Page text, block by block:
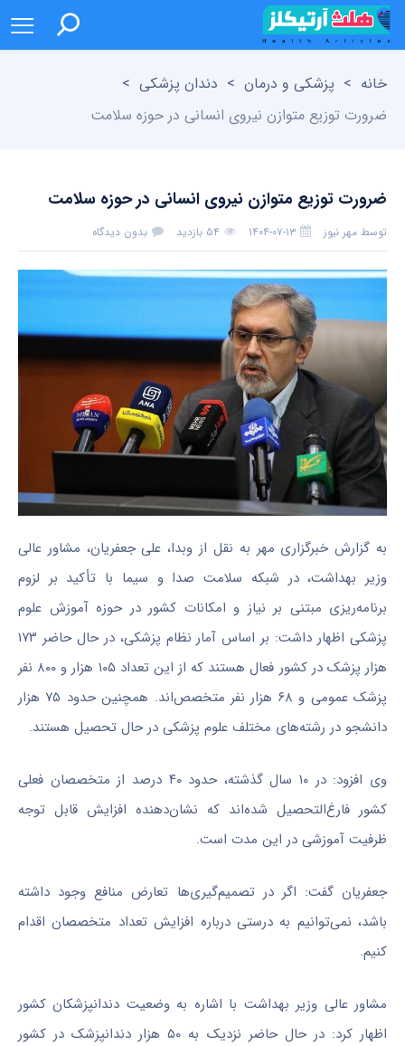
خانه > پزشکی و درمان > دندان پزشکی >
ضرورت توزیع متوازن نیروی انسانی در حوزه سلامت
ضرورت توزیع متوازن نیروی انسانی در حوزه سلامت
توسط مهر نیوز ۱۴۰۴-۰۷-۱۳ ۵۴ بازدید بدون دیدگاه
به گزارش خبرگزاری مهر به نقل از وبدا، علی جعفریان، مشاور عالی
وزیر بهداشت، در شبکه سلامت صدا و سیما با تأکید بر لزوم
برنامه‌ریزی مبتنی بر نیاز و امکانات کشور در حوزه آموزش علوم
پزشکی اظهار داشت: بر اساس آمار نظام پزشکی، در حال حاضر ۱۷۳
هزار پزشک در کشور فعال هستند که از این تعداد ۱۰۵ هزار و ۸۰۰ نفر
پزشک عمومی و ۶۸ هزار نفر متخصص‌اند. همچنین حدود ۷۵ هزار
دانشجو در رشته‌های مختلف علوم پزشکی در حال تحصیل هستند.
وی افزود: در ۱۰ سال گذشته، حدود ۴۰ درصد از متخصصان فعلی
کشور فارغ‌التحصیل شده‌اند که نشان‌دهنده افزایش قابل توجه
ظرفیت آموزشی در این مدت است.
جعفریان گفت: اگر در تصمیم‌گیری‌ها تعارض منافع وجود داشته
باشد، نمی‌توانیم به درستی درباره افزایش تعداد متخصصان اقدام
کنیم.
مشاور عالی وزیر بهداشت با اشاره به وضعیت دندانپزشکان کشور
اظهار کرد: در حال حاضر نزدیک به ۵۰ هزار دندانپزشک در کشور